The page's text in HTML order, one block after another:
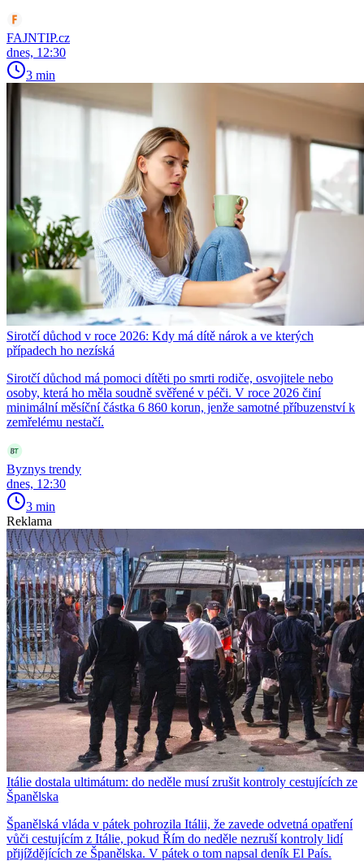
FAJNTIP.cz
dnes, 12:30
3 min
Sirotčí důchod v roce 2026: Kdy má dítě nárok a ve kterých
případech ho nezíská
Sirotčí důchod má pomoci dítěti po smrti rodiče, osvojitele nebo
osoby, která ho měla soudně svěřené v péči. V roce 2026 činí
minimální měsíční částka 6 860 korun, jenže samotné příbuzenství k
zemřelému nestačí.
Byznys trendy
dnes, 12:30
3 min
Reklama
Itálie dostala ultimátum: do neděle musí zrušit kontroly cestujících ze
Španělska
Španělská vláda v pátek pohrozila Itálii, že zavede odvetná opatření
vůči cestujícím z Itálie, pokud Řím do neděle nezruší kontroly lidí
přijíždějících ze Španělska. V pátek o tom napsal deník El País.